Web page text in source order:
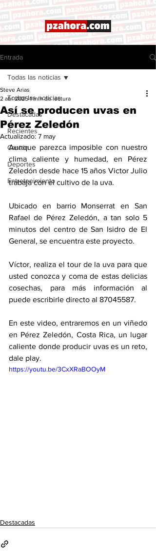
Entrada
Todas las noticias
Destacadas
Recientes
Cantón
Deportes
Entretenimiento
Todas las noticias
Así se producen uvas en
Pérez Zeledón
Steve Arias
2 abr 2025 1 min de lectura
Actualizado: 7 may
Aunque parezca imposible con nuestro
clima caliente y humedad, en Pérez
Zeledón desde hace 15 años Victor Julio
trabaja con el cultivo de la uva.
Ubicado en barrio Monserrat en San
Rafael de Pérez Zeledón, a tan solo 5
minutos del centro de San Isidro de El
General, se encuentra este proyecto.
Víctor, realiza el tour de la uva para que
usted conozca y coma de estas delicias
cosechas, para más información al
puede escribirle directo al 87045587.
En este video, entraremos en un viñedo
en Pérez Zeledón, Costa Rica, un lugar
caliente donde producir uvas es un reto,
dale play.
https://youtu.be/3CxXRaBOOyM
Destacadas